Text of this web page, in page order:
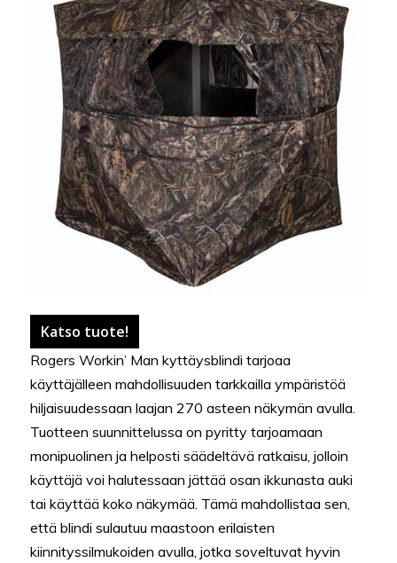
Katso tuote!
Rogers Workin’ Man kyttäysblindi tarjoaa
käyttäjälleen mahdollisuuden tarkkailla ympäristöä
hiljaisuudessaan laajan 270 asteen näkymän avulla.
Tuotteen suunnittelussa on pyritty tarjoamaan
monipuolinen ja helposti säädeltävä ratkaisu, jolloin
käyttäjä voi halutessaan jättää osan ikkunasta auki
tai käyttää koko näkymää. Tämä mahdollistaa sen,
että blindi sulautuu maastoon erilaisten
kiinnityssilmukoiden avulla, jotka soveltuvat hyvin